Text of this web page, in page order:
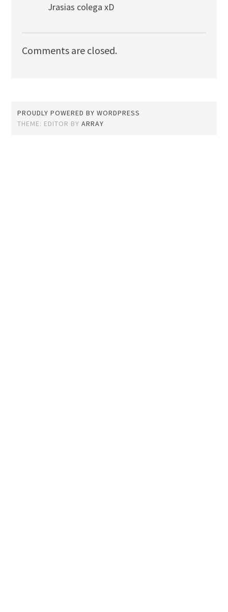
Jrasias colega xD
Comments are closed.
PROUDLY POWERED BY WORDPRESS
THEME: EDITOR BYARRAY